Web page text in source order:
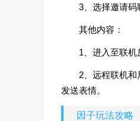
3、选择邀请码
其他内容：
1、进入至联机
2、远程联机
发送表情。
因子玩法攻略